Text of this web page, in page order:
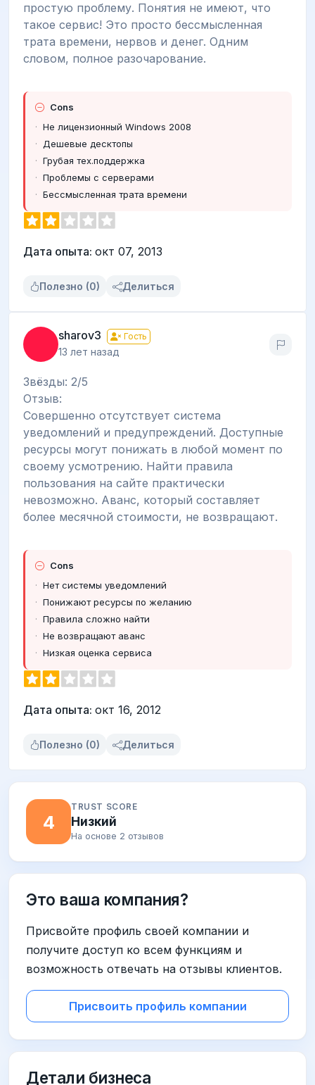
простую проблему. Понятия не имеют, что
такое сервис! Это просто бессмысленная
трата времени, нервов и денег. Одним
словом, полное разочарование.
Cons
Не лицензионный Windows 2008
Дешевые десктопы
Грубая тех.поддержка
Проблемы с серверами
Бессмысленная трата времени
Дата опыта: окт 07, 2013
Полезно (0) Делиться
sharov3 Гость
13 лет назад
Звёзды: 2/5
Отзыв:
Совершенно отсутствует система
уведомлений и предупреждений. Доступные
ресурсы могут понижать в любой момент по
своему усмотрению. Найти правила
пользования на сайте практически
невозможно. Аванс, который составляет
более месячной стоимости, не возвращают.
Cons
Нет системы уведомлений
Понижают ресурсы по желанию
Правила сложно найти
Не возвращают аванс
Низкая оценка сервиса
Дата опыта: окт 16, 2012
Полезно (0) Делиться
4
TRUST SCORE
Низкий
На основе 2 отзывов
Это ваша компания?
Присвойте профиль своей компании и
получите доступ ко всем функциям и
возможность отвечать на отзывы клиентов.
Присвоить профиль компании
Детали бизнеса